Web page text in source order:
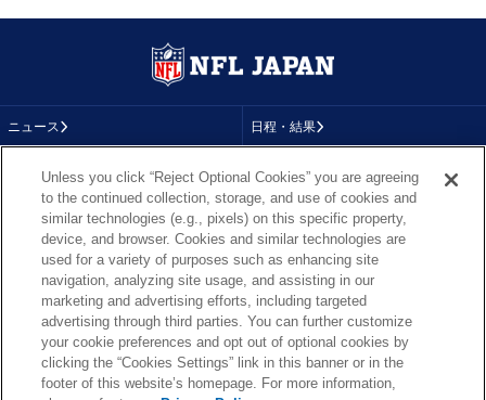
ニュース 日程・結果
コラム テレビ
画像
チーム 順位表
選手成績 About NFL
More NFL 特集
Unless you click “Reject Optional Cookies” you are agreeing
to the continued collection, storage, and use of cookies and
similar technologies (e.g., pixels) on this specific property,
device, and browser. Cookies and similar technologies are
used for a variety of purposes such as enhancing site
navigation, analyzing site usage, and assisting in our
marketing and advertising efforts, including targeted
advertising through third parties. You can further customize
your cookie preferences and opt out of optional cookies by
clicking the “Cookies Settings” link in this banner or in the
footer of this website’s homepage. For more information,